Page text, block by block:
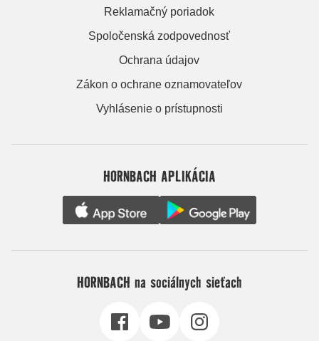
Reklamačný poriadok
Spoločenská zodpovednosť
Ochrana údajov
Zákon o ochrane oznamovateľov
Vyhlásenie o prístupnosti
HORNBACH APLIKÁCIA
HORNBACH na sociálnych sieťach